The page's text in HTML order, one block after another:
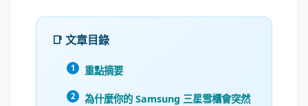
📑 文章目錄
重點摘要
為什麼你的 Samsung 三星雪櫃會突然